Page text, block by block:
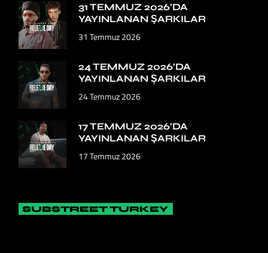
31 TEMMUZ 2026’DA
YAYINLANAN ŞARKILAR
31 Temmuz 2026
24 TEMMUZ 2026’DA
YAYINLANAN ŞARKILAR
24 Temmuz 2026
17 TEMMUZ 2026’DA
YAYINLANAN ŞARKILAR
17 Temmuz 2026
SUBSTREET TURKEY